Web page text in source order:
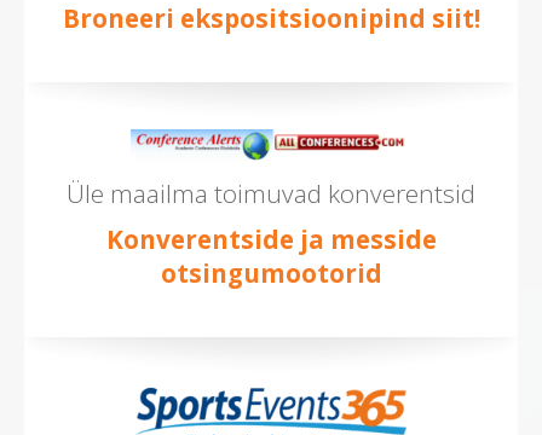
Broneeri ekspositsioonipind siit!
Üle maailma toimuvad konverentsid
Konverentside ja messide
otsingumootorid